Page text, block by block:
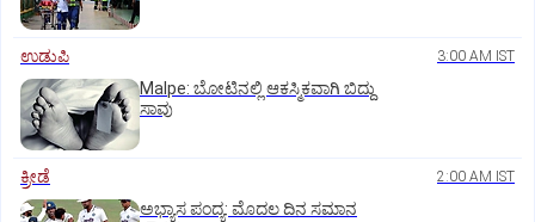
ಉಡುಪಿ 3:00 AM IST
Malpe: ಬೋಟಿನಲ್ಲಿ ಆಕಸ್ಮಿಕವಾಗಿ ಬಿದ್ದು
ಸಾವು
ಕ್ರೀಡೆ 2:00 AM IST
ಅಭ್ಯಾಸ ಪಂದ್ಯ: ಮೊದಲ ದಿನ ಸಮಾನ